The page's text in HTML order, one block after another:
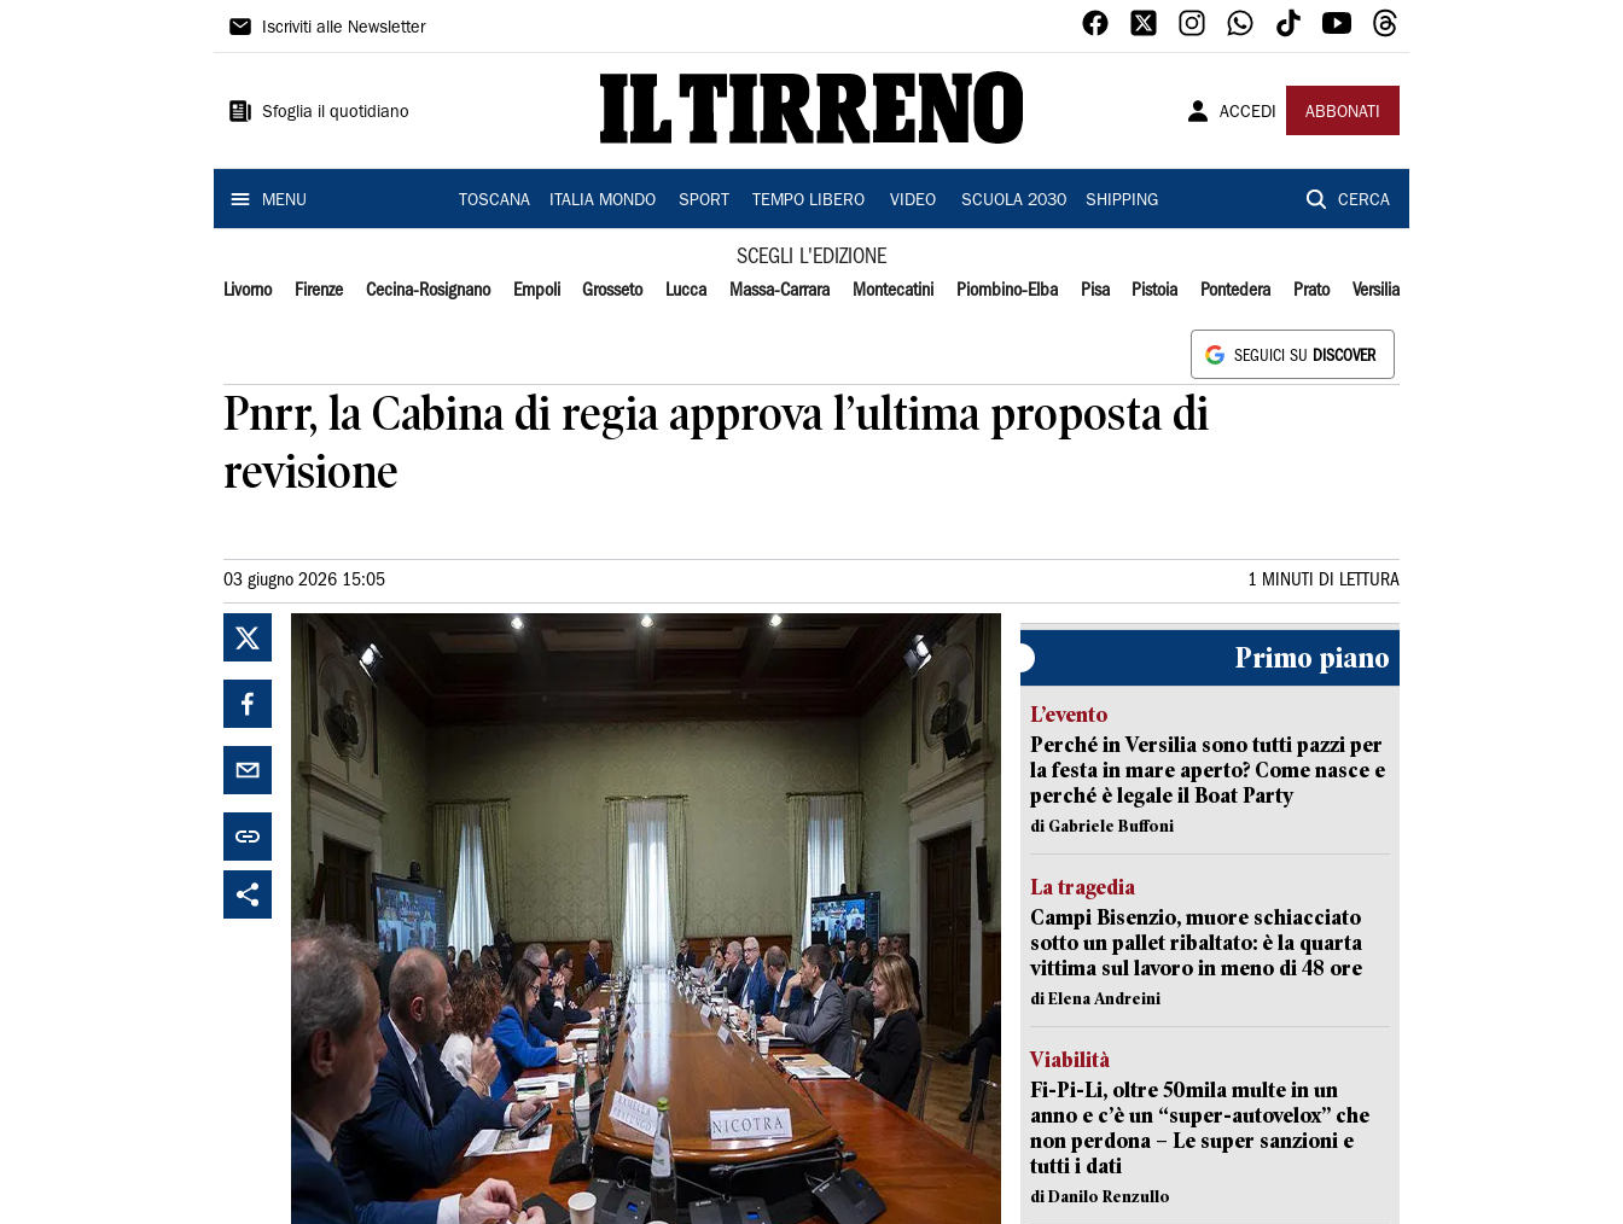
Il
Iscriviti alle Newsletter
Sfoglia il quotidiano ACCEDI ABBONATI
MENU TOSCANA ITALIA MONDO SPORT TEMPO LIBERO VIDEO SCUOLA 2030 SHIPPING CERCA
SCEGLI L'EDIZIONE
Livorno Firenze Cecina-Rosignano Empoli Grosseto Lucca Massa-Carrara Montecatini Piombino-Elba Pisa Pistoia Pontedera Prato Versilia
SEGUICI SU DISCOVER
Pnrr, la Cabina di regia approva l’ultima proposta di
revisione
03 giugno 2026 15:05 1 MINUTI DI LETTURA
Primo piano
L’evento
Perché in Versilia sono tutti pazzi per
la festa in mare aperto? Come nasce e
perché è legale il Boat Party
di Gabriele Buffoni
La tragedia
Campi Bisenzio, muore schiacciato
sotto un pallet ribaltato: è la quarta
vittima sul lavoro in meno di 48 ore
di Elena Andreini
Viabilità
Fi-Pi-Li, oltre 50mila multe in un
anno e c’è un “super-autovelox” che
non perdona – Le super sanzioni e
tutti i dati
di Danilo Renzullo